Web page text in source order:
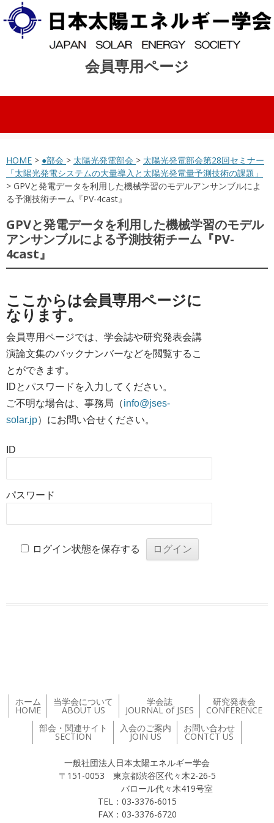
会員専用ページ
コンテンツへスキップ
HOME > ●部会 > 太陽光発電部会 > 太陽光発電部会第28回セミナー
「太陽光発電システムの⼤量導⼊と太陽光発電量予測技術の課題」
> GPVと発電データを利用した機械学習のモデルアンサンブルによ
る予測技術チーム『PV-4cast』
GPVと発電データを利用した機械学習のモデル
アンサンブルによる予測技術チーム『PV-
4cast』
ここからは会員専用ページに
なります。
会員専用ページでは、学会誌や研究発表会講
演論文集のバックナンバーなどを閲覧するこ
とができます。
IDとパスワードを入力してください。
ご不明な場合は、事務局（info@jses-
solar.jp）にお問い合せください。
ID
パスワード
ログイン状態を保存する
ホーム
HOME
当学会について
ABOUT US
学会誌
JOURNAL of JSES
研究発表会
CONFERENCE
部会・関連サイト
SECTION
入会のご案内
JOIN US
お問い合わせ
CONTCT US
一般社団法人日本太陽エネルギー学会
〒151-0053 東京都渋谷区代々木2-26-5
バロール代々木419号室
TEL：03-3376-6015
FAX：03-3376-6720